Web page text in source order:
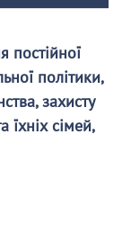
постійної
політики,
захисту
їхніх сімей,